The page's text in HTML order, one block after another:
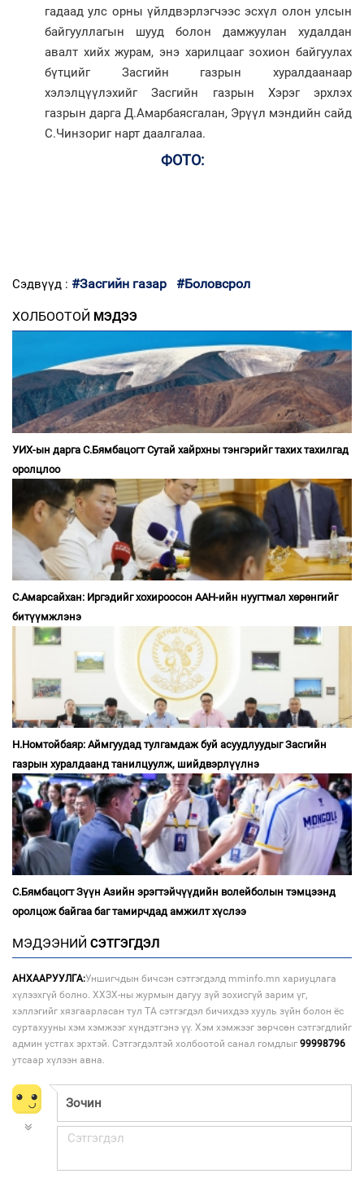
гадаад улс орны үйлдвэрлэгчээс эсхүл олон улсын
байгууллагын шууд болон дамжуулан худалдан
авалт хийх журам, энэ харилцааг зохион байгуулах
бүтцийг Засгийн газрын хуралдаанаар
хэлэлцүүлэхийг Засгийн газрын Хэрэг эрхлэх
газрын дарга Д.Амарбаясгалан, Эрүүл мэндийн сайд
С.Чинзориг нарт даалгалаа.
ФОТО:
Сэдвүүд : #Засгийн газар #Боловсрол
ХОЛБООТОЙ МЭДЭЭ
УИХ-ын дарга С.Бямбацогт Сутай хайрхны тэнгэрийг тахих тахилгад
оролцлоо
С.Амарсайхан: Иргэдийг хохироосон ААН-ийн нуугтмал хөрөнгийг
битүүмжлэнэ
Н.Номтойбаяр: Аймгуудад тулгамдаж буй асуудлуудыг Засгийн
газрын хуралдаанд танилцуулж, шийдвэрлүүлнэ
С.Бямбацогт Зүүн Азийн эрэгтэйчүүдийн волейболын тэмцээнд
оролцож байгаа баг тамирчдад амжилт хүслээ
МЭДЭЭНИЙ СЭТГЭГДЭЛ
АНХААРУУЛГА:Уншигчдын бичсэн сэтгэгдэлд mminfo.mn хариуцлага
хүлээхгүй болно. ХХЗХ-ны журмын дагуу зүй зохисгүй зарим үг,
хэллэгийг хязгаарласан тул ТА сэтгэгдэл бичихдээ хууль зүйн болон ёс
суртахууны хэм хэмжээг хүндэтгэнэ үү. Хэм хэмжээг зөрчсөн сэтгэгдлийг
админ устгах эрхтэй. Сэтгэгдэлтэй холбоотой санал гомдлыг 99998796
утсаар хүлээн авна.